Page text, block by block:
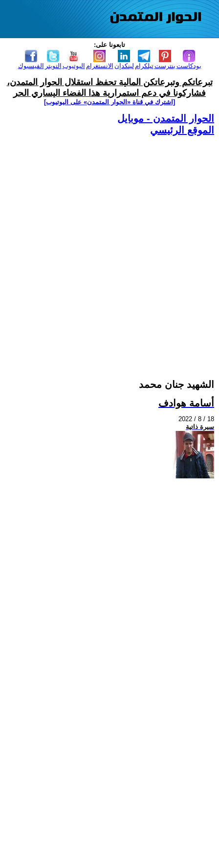
تابعونا على:
الفيسبوك التويتر اليوتيوب الانستغرام لينكدإن تيلكرامبنترست بودكاست
تبرعاتكم وتبرعاتكن المالية تحفظ استقلال الحوار المتمدن،
فشاركونا في دعم استمرارية هذا الفضاء اليساري الحر
[اشترك في قناة ‫«الحوار المتمدن» على اليوتيوب]
الحوار المتمدن - موبايل
الموقع الرئيسي
الشهيد جنان محمد
أسامة هوادف
2022 / 8 / 18
سيرة ذاتية